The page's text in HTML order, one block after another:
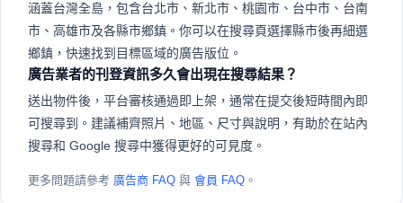
涵蓋台灣全島，包含台北市、新北市、桃園市、台中市、台南
市、高雄市及各縣市鄉鎮。你可以在搜尋頁選擇縣市後再細選
鄉鎮，快速找到目標區域的廣告版位。
廣告業者的刊登資訊多久會出現在搜尋結果？
送出物件後，平台審核通過即上架，通常在提交後短時間內即
可搜尋到。建議補齊照片、地區、尺寸與說明，有助於在站內
搜尋和 Google 搜尋中獲得更好的可見度。
更多問題請參考 廣告商 FAQ 與 會員 FAQ 。